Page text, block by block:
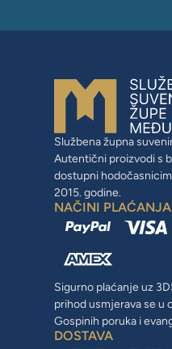
Službena župna
Autentični proizvodi s
dostupni
2015. godine.
NAČINI PLAĆANJA
Sigurno plaćanje uz
prihod usmjerava se u
Gospinih poruka i
DOSTAVA